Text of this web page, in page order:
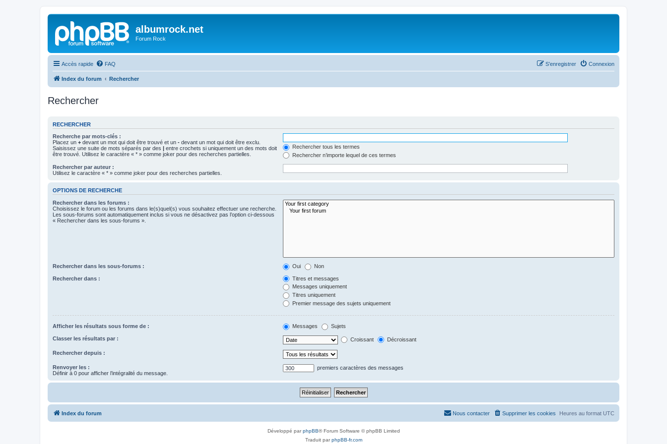
albumrock.net
Forum Rock
Accès rapide FAQ Connexion
S’enregistrer
Index du forum Rechercher
Rechercher
RECHERCHER
Recherche par mots-clés :
Placez un + devant un mot qui doit être trouvé et un - devant un mot qui doit être exclu.
Saisissez une suite de mots séparés par des | entre crochets si uniquement un des mots doit
être trouvé. Utilisez le caractère « * » comme joker pour des recherches partielles.
Rechercher tous les termes
Rechercher n’importe lequel de ces termes
Rechercher par auteur :
Utilisez le caractère « * » comme joker pour des recherches partielles.
OPTIONS DE RECHERCHE
Rechercher dans les forums :
Choisissez le forum ou les forums dans le(s)quel(s) vous souhaitez effectuer une recherche.
Les sous-forums sont automatiquement inclus si vous ne désactivez pas l’option ci-dessous
« Rechercher dans les sous-forums ».
Rechercher dans les sous-forums : Oui Non
Rechercher dans :
Titres et messages
Messages uniquement
Titres uniquement
Premier message des sujets uniquement
Afficher les résultats sous forme de : Messages Sujets
Classer les résultats par : Croissant Décroissant
Rechercher depuis :
Renvoyer les :
Définir à 0 pour afficher l’intégralité du message.
premiers caractères des messages
Index du forum Heures au format UTC
Supprimer les cookies
Nous contacter
Développé parphpBB® Forum Software © phpBB Limited
Traduit parphpBB-fr.com